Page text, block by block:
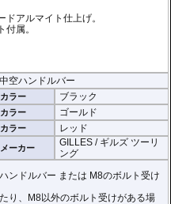
アルマイト仕上げ。
属。
空ハンドルバー
カラー ブラック
カラー ゴールド
カラー レッド
メーカー
GILLES / ギルズ ツーリ
ング
ンドルバー または M8のボルト受け
り、M8以外のボルト受けがある場